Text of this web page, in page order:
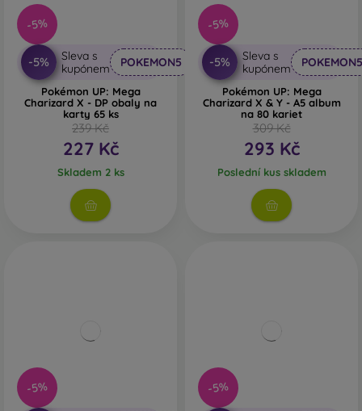
-5%
-5%
Sleva s
kupónem
POKEMON5
Pokémon UP: Mega
Charizard X - DP obaly na
karty 65 ks
239 Kč
227 Kč
Skladem 2 ks
-5%
-5%
Sleva s
kupónem
POKEMON5
Pokémon UP: Mega
Charizard X & Y - A5 album
na 80 kariet
309 Kč
293 Kč
Poslední kus skladem
-5% -5%